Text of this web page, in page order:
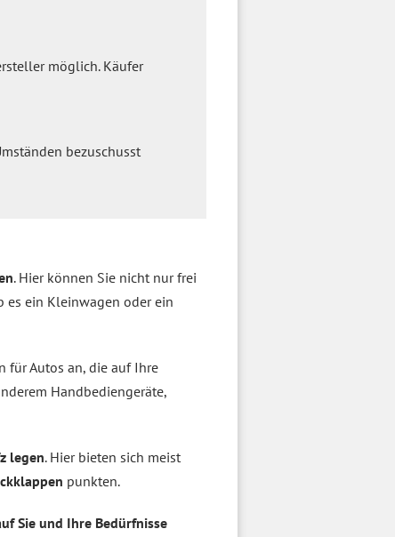
möglich. Käufer
bezuschusst
. Hier können Sie nicht nur frei
es ein Kleinwagen oder ein
für Autos an, die auf Ihre
Handbediengeräte,
legen. Hier bieten sich meist
punkten.
Sie und Ihre Bedürfnisse